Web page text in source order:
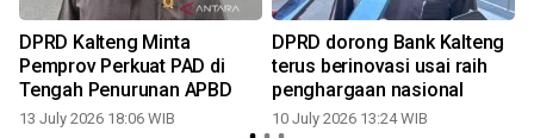
DPRD Kalteng Minta
Pemprov Perkuat PAD di
Tengah Penurunan APBD
13 July 2026 18:06 WIB
DPRD dorong Bank Kalteng
terus berinovasi usai raih
penghargaan nasional
10 July 2026 13:24 WIB